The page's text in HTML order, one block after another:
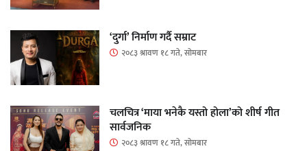
‘दुर्गा’ निर्माण गर्दै सम्राट
२०८३ श्रावण १८ गते, सोमबार
चलचित्र ‘माया भनेकै यस्तो होला’को शीर्ष गीत
सार्वजनिक
२०८३ श्रावण १८ गते, सोमबार